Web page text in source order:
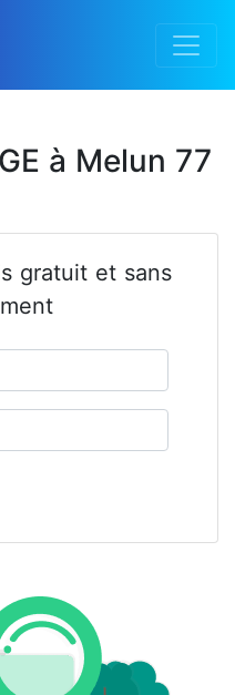
à Melun 77
gratuit et sans